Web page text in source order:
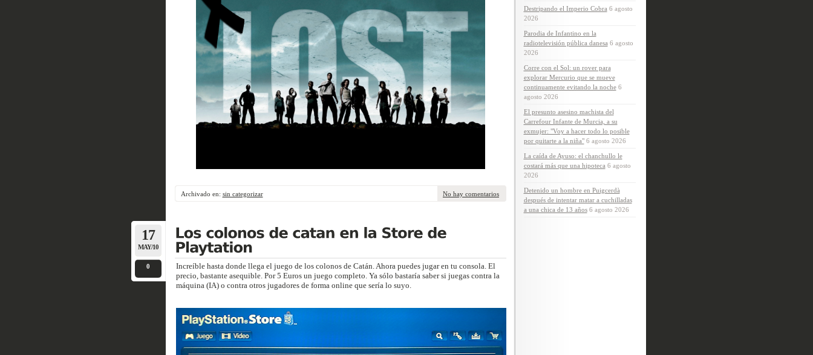
Archivado en: sin categorizar No hay comentarios
17
MAY/10
0
Increíble hasta donde llega el juego de los colonos de Catán. Ahora puedes jugar en tu consola. El
precio, bastante asequible. Por 5 Euros un juego completo. Ya sólo bastaría saber si juegas contra la
máquina (IA) o contra otros jugadores de forma online que sería lo suyo.
Destripando el Imperio Cobra 6 agosto
2026
Parodia de Infantino en la
radiotelevisión pública danesa 6 agosto
2026
Corre con el Sol: un rover para
explorar Mercurio que se mueve
continuamente evitando la noche 6
agosto 2026
El presunto asesino machista del
Carrefour Infante de Murcia, a su
exmujer: "Voy a hacer todo lo posible
por quitarte a la niña" 6 agosto 2026
La caída de Ayuso: el chanchullo le
costará más que una hipoteca 6 agosto
2026
Detenido un hombre en Puigcerdà
después de intentar matar a cuchilladas
a una chica de 13 años 6 agosto 2026